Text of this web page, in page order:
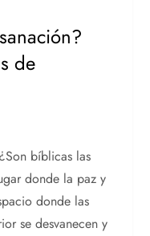
de
bíblicas las
donde la paz y
donde las
se desvanecen y